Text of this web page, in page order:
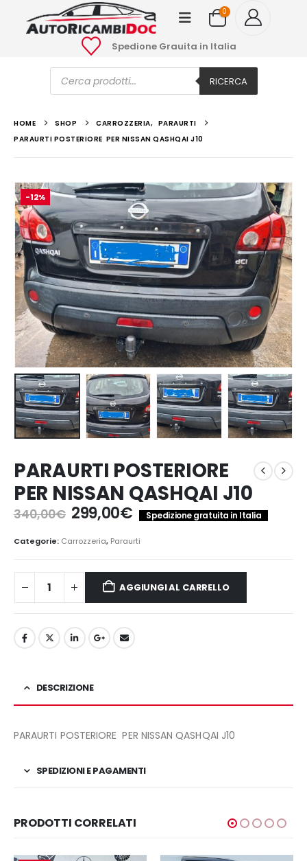
0
Spedione Grauita in Italia
Ricerca
prodotti RICERCA
HOME SHOP CARROZZERIA, PARAURTI
PARAURTI POSTERIORE PER NISSAN QASHQAI J10
-12%
PARAURTI POSTERIORE
PER NISSAN QASHQAI J10
340,00€ Il
prezzo
originale
era:
340,00€.
299,00€Il
prezzo
attuale
è:
299,00€.
Spedizione gratuita in Italia
Categorie: Carrozzeria, Paraurti
AGGIUNGI AL CARRELLO
DESCRIZIONE
PARAURTI POSTERIORE PER NISSAN QASHQAI J10
SPEDIZIONI E PAGAMENTI
PRODOTTI CORRELATI